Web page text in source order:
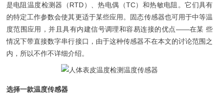
是电阻温度检测器（RTD）、热电偶（TC）和热敏电阻。它们具有
的特定工作参数会使其更适于某些应用。固态传感器也可用于中等温
度范围应用，并且具有内建信号调理和容易连接的优点——在某 些
情况下带直接数字串行接口，由于这种传感器不在本文的讨论范围之
内，所以不作不详细介绍。
选择一款温度传感器